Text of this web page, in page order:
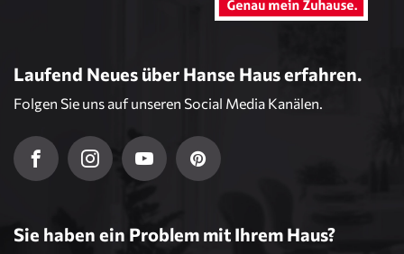
Laufend Neues über Hanse Haus erfahren.
Folgen Sie uns auf unseren Social Media Kanälen.
Sie haben ein Problem mit Ihrem Haus?